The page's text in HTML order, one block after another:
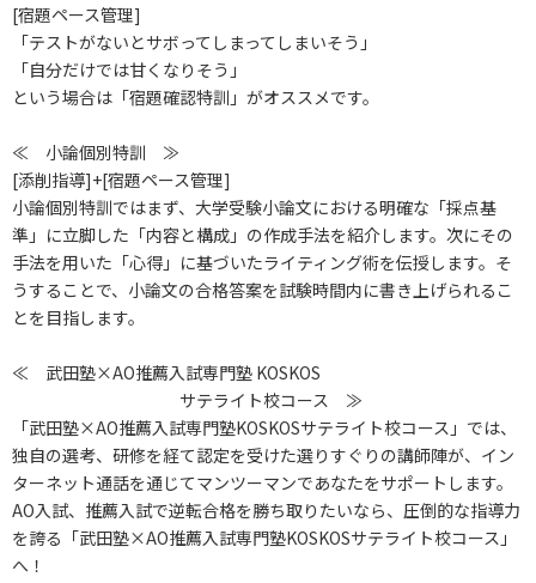
[宿題ペース管理]
「テストがないとサボってしまってしまいそう」
「自分だけでは甘くなりそう」
という場合は「宿題確認特訓」がオススメです。
≪ 小論個別特訓 ≫
[添削指導]+[宿題ペース管理]
小論個別特訓ではまず、大学受験小論文における明確な「採点基
準」に立脚した「内容と構成」の作成手法を紹介します。次にその
手法を用いた「心得」に基づいたライティング術を伝授します。そ
うすることで、小論文の合格答案を試験時間内に書き上げられるこ
とを目指します。
≪ 武田塾×AO推薦入試専門塾 KOSKOS
サテライト校コース ≫
「武田塾×AO推薦入試専門塾KOSKOSサテライト校コース」では、
独自の選考、研修を経て認定を受けた選りすぐりの講師陣が、イン
ターネット通話を通じてマンツーマンであなたをサポートします。
AO入試、推薦入試で逆転合格を勝ち取りたいなら、圧倒的な指導力
を誇る「武田塾×AO推薦入試専門塾KOSKOSサテライト校コース」
へ！